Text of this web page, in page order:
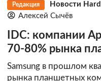
Редакция Новости
Алексей Сычёв
IDC: компании
70-80% рынка
Samsung в прошлом
рынка планшетных